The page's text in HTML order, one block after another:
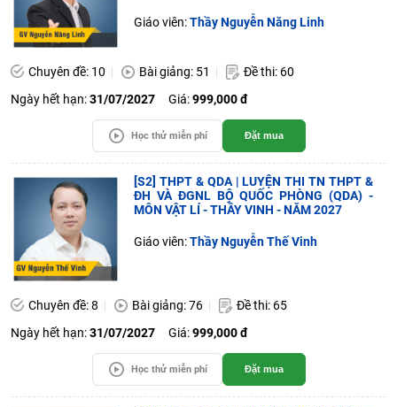
Giáo viên:Thầy Nguyễn Năng Linh
Chuyên đề: 10 Bài giảng: 51
Đề thi: 60
Ngày hết hạn:31/07/2027 Giá:999,000 đ
Học thử miễn phí Đặt mua
[S2] THPT & QDA | LUYỆN THI TN THPT &
ĐH VÀ ĐGNL BỘ QUỐC PHÒNG (QDA) -
MÔN VẬT LÍ - THẦY VINH - NĂM 2027
Giáo viên:Thầy Nguyễn Thế Vinh
Chuyên đề: 8 Bài giảng: 76
Đề thi: 65
Ngày hết hạn:31/07/2027 Giá:999,000 đ
Học thử miễn phí Đặt mua